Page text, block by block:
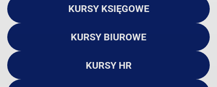
KURSY KSIĘGOWE
KURSY BIUROWE
KURSY HR